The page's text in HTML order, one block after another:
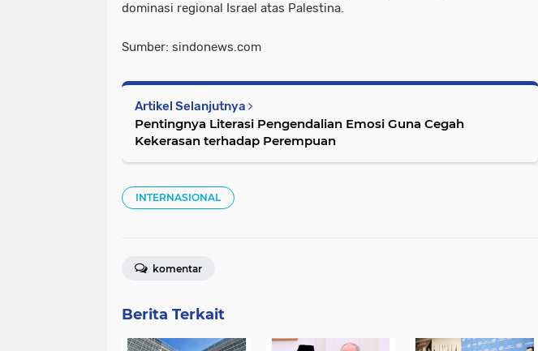
dominasi regional Israel atas Palestina.
Sumber: sindonews.com
Artikel Selanjutnya
Pentingnya Literasi Pengendalian Emosi Guna Cegah
Kekerasan terhadap Perempuan
INTERNASIONAL
komentar
Berita Terkait